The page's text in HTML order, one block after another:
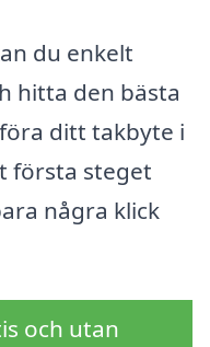
du enkelt
hitta den bästa
ditt takbyte i
första steget
några klick
och utan